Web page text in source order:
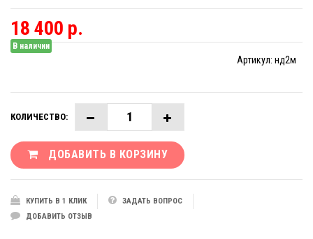
18 400 р.
В наличии
Артикул: нд2м
КОЛИЧЕСТВО:
ДОБАВИТЬ В КОРЗИНУ
КУПИТЬ В 1 КЛИК
ЗАДАТЬ ВОПРОС
ДОБАВИТЬ ОТЗЫВ